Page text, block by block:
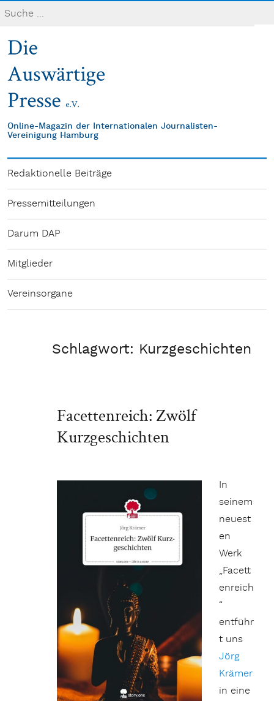
Online-Magazin der Internationalen Journalisten-
Vereinigung Hamburg
Redaktionelle Beiträge
Pressemitteilungen
Darum DAP
Mitglieder
Vereinsorgane
Schlagwort: Kurzgeschichten
Facettenreich: Zwölf
Kurzgeschichten
In
seinem
neuest
en
Werk
„Facett
enreich
“
entführ
t uns
Jörg
Krämer
in eine